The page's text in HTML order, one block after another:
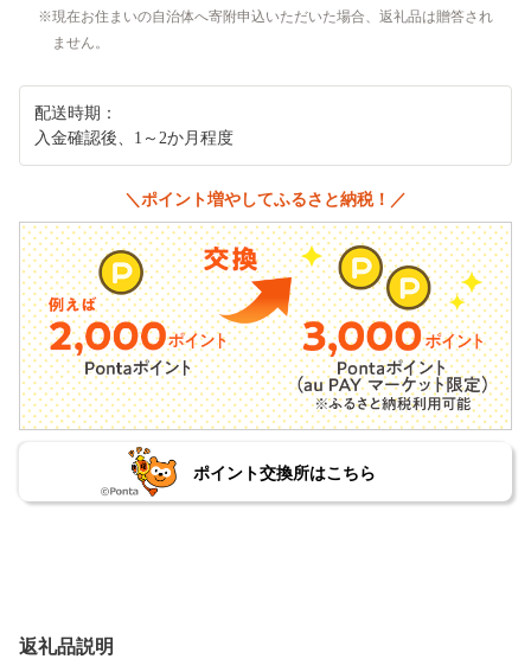
現在お住まいの自治体へ寄附申込いただいた場合、返礼品は贈答され
ません。
配送時期：
入金確認後、1～2か月程度
＼ポイント増やしてふるさと納税！／
ポイント交換所はこちら
返礼品説明